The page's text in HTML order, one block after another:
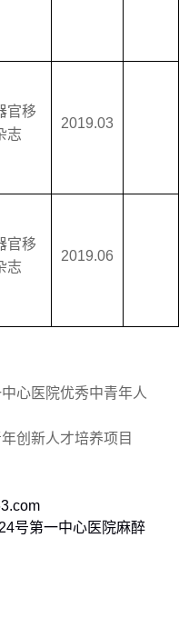
官移
志
2019.03
官移
志
2019.06
心医院优秀中青年人
创新人才培养项目
24号第一中心医院麻醉